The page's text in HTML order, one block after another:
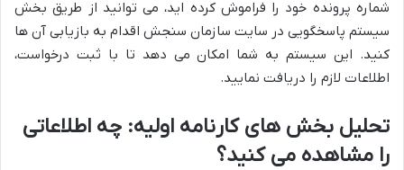
شماره پرونده خود را فراموش کرده اید، می توانید از طریق بخش
سیستم پاسخگویی در سایت سازمان سنجش اقدام به بازیابی آن ها
کنید. این سیستم به شما امکان می دهد تا با ثبت درخواست،
اطلاعات لازم را دریافت نمایید.
تحلیل بخش های کارنامه اولیه: چه اطلاعاتی
را مشاهده می کنید؟